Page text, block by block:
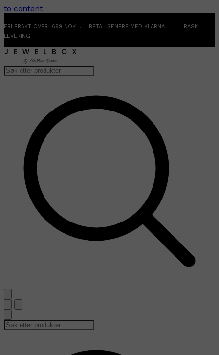
to content
FRI FRAKT OVER 699 NOK . BETAL SENERE MED KLARNA . RASK
LEVERING